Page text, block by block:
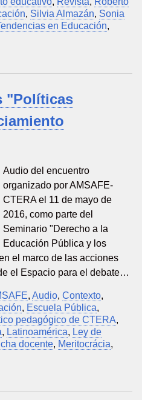
, Silvia Almazán, Sonia
en Educación,
"Políticas
Audio del encuentro
organizado por AMSAFE-
CTERA el 11 de mayo de
2016, como parte del
Seminario "Derecho a la
Educación Pública y los
el marco de las acciones
el Espacio para el debate…
, Audio, Contexto,
, Escuela Pública,
pedagógico de CTERA,
, Latinoamérica, Ley de
docente, Meritocrácia,